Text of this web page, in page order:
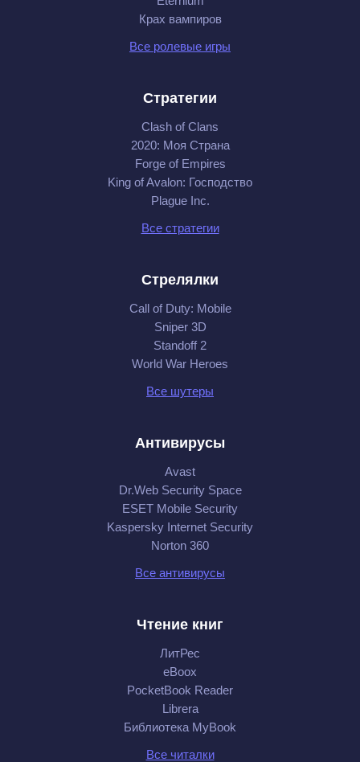
Крах вампиров
Все ролевые игры
Стратегии
Clash of Clans
2020: Моя Cтрана
Forge of Empires
King of Avalon: Господство
Plague Inc.
Все стратегии
Стрелялки
Call of Duty: Mobile
Sniper 3D
Standoff 2
World War Heroes
Все шутеры
Антивирусы
Avast
Dr.Web Security Space
ESET Mobile Security
Kaspersky Internet Security
Norton 360
Все антивирусы
Чтение книг
ЛитРес
eBoox
PocketBook Reader
Librera
Библиотека MyBook
Все читалки